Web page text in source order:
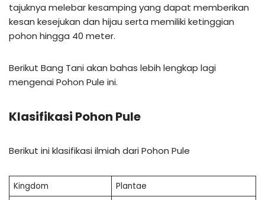
tajuknya melebar kesamping yang dapat memberikan
kesan kesejukan dan hijau serta memiliki ketinggian
pohon hingga 40 meter.
Berikut Bang Tani akan bahas lebih lengkap lagi
mengenai Pohon Pule ini.
Klasifikasi Pohon Pule
Berikut ini klasifikasi ilmiah dari Pohon Pule
Kingdom
Plantae